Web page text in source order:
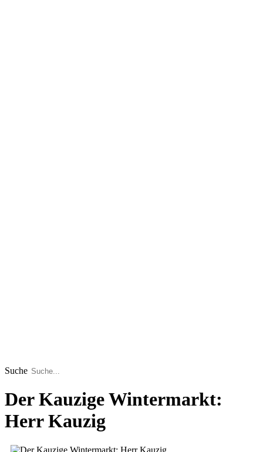
Suche
Der Kauzige Wintermarkt:
Herr Kauzig